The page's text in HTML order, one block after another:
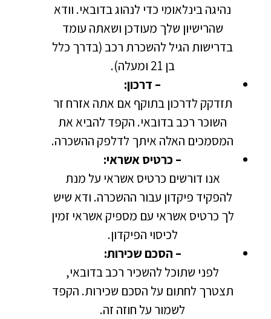
נהיגה בינלאומי כדי לנהוג בדובאי. וודא
שהרישיון שלך מעודכן ושאתה עומד
בדרישות הגיל להשכרת רכב (בדרך כלל
בן 21 ומעלה).
– דרכון:
תזדקק לדרכון בתוקף אם אתה אזרח זר
השוכר רכב בדובאי. הקפד להביא את
המסמכים האלה איתך לדלפק ההשכרה.
– כרטיס אשראי:
אנו דורשים כרטיס אשראי על מנת
להפקיד פיקדון עבור ההשכרה. ודא שיש
לך כרטיס אשראי עם מספיק אשראי זמין
לכיסוי הפיקדון.
– הסכם שכירות:
לפני שתוכל להשכיר רכב בדובאי,
תצטרך לחתום על הסכם שכירות. הקפד
לשמור על חוזה זה.